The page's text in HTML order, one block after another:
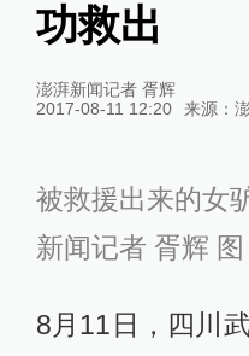
功救出
澎湃新闻记者 胥辉
2017-08-11 12:20
来源：
被救援出来的女
新闻记者 胥辉 图
8月11日，四川